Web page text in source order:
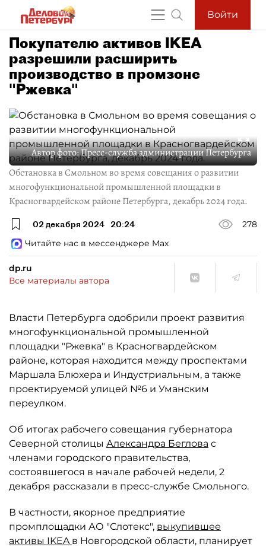
Войти
Покупателю активов IKEA
разрешили расширить
производство в промзоне
"Ржевка"
Автор фото:Пресс-служба администрации Петербурга
Обстановка в Смольном во время совещания о развитии
многофункциональной промышленной площадки в
Красногвардейском районе Петербурга, декабрь 2024 года.
02 декабря 2024 20:24
278
Читайте нас в мессенджере Max
dp.ru
Все материалы автора
Власти Петербурга одобрили проект развития
многофункциональной промышленной
площадки "Ржевка" в Красногвардейском
районе, которая находится между проспектами
Маршала Блюхера и Индустриальным, а также
проектируемой улицей №6 и Уманским
переулком.
Об итогах рабочего совещания губернатора
Северной столицы Александра Беглова с
членами городского правительства,
состоявшегося в начале рабочей недели, 2
декабря рассказали в пресс-службе Смольного.
В частности, якорное предприятие
промплощадки АО "Слотекс", выкупившее
активы IKEA в Новгородской области, планирует